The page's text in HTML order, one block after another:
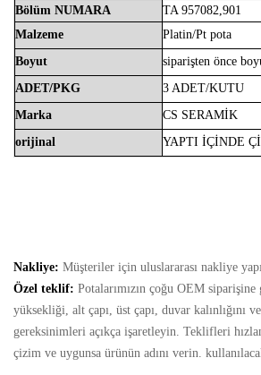
Bölüm NUMARA TA 957082,901
Malzeme
Platin/Pt pota
Boyut
siparişten önce
ADET/PKG
3 ADET/KUTU
Marka
CS SERAMİK
orijinal
YAPTI İÇİNDE
Nakliye: Müşteriler için uluslararası nakliye
Özel teklif: Potalarımızın çoğu OEM
yüksekliği, alt çapı, üst çapı, duvar kalınlığını
gereksinimleri açıkça işaretleyin. Teklifleri
çizim ve uygunsa ürünün adını verin.